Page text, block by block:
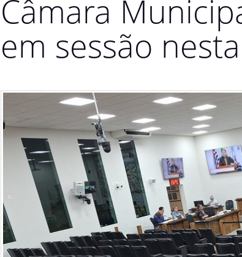
Câmara
em sessão